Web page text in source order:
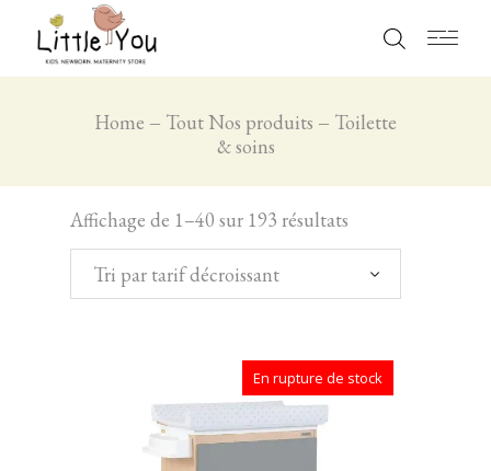
Home Tout Nos produits
Toilette
& soins
Affichage de 1–40 sur 193 résultats
Tri par tarif décroissant
En rupture de stock